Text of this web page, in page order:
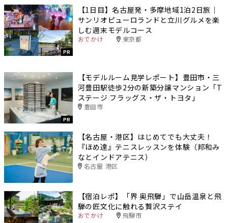
PR
【1日目】名古屋発・多摩地域1泊2日旅｜
サンリオピューロランドと立川グルメを楽
しむ週末モデルコース
おでかけ 東京都
PR
【モデルルーム見学レポート】豊田市・三
河豊田駅徒歩2分の新築分譲マンション「T
ステージ フラッグス・ザ・トヨタ」
豊田市
【名古屋・港区】はじめてでも大丈夫！
『ほめ達』テニスレッスンを体験（邦和み
なとインドアテニス）
名古屋 港区
【宿泊レポ】「界 奥飛騨」で山岳温泉と飛
騨の匠文化に触れる贅沢ステイ
おでかけ 飛騨市